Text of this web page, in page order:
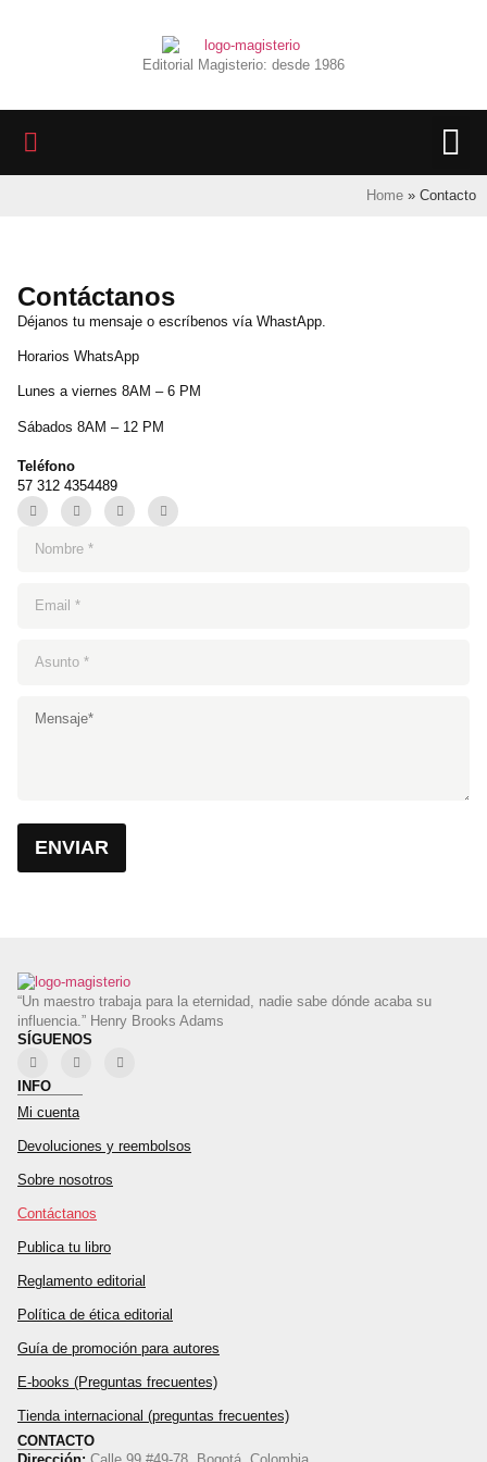
Editorial Magisterio: desde 1986
Home » Contacto
Contáctanos
Déjanos tu mensaje o escríbenos vía WhastApp.
Horarios WhatsApp
Lunes a viernes 8AM – 6 PM
Sábados 8AM – 12 PM
Teléfono
57 312 4354489
ENVIAR
“Un maestro trabaja para la eternidad, nadie sabe dónde acaba su
influencia.” Henry Brooks Adams
SÍGUENOS
INFO
Mi cuenta
Devoluciones y reembolsos
Sobre nosotros
Contáctanos
Publica tu libro
Reglamento editorial
Política de ética editorial
Guía de promoción para autores
E-books (Preguntas frecuentes)
Tienda internacional (preguntas frecuentes)
CONTACTO